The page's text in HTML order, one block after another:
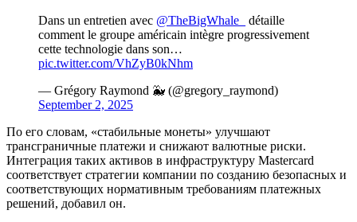
Dans un entretien avec @TheBigWhale_
détaille
comment le groupe américain intègre progressivement
cette technologie dans son…
pic.twitter.com/VhZyB0kNhm
— Grégory Raymond 🐳 (@gregory_raymond)
September 2, 2025
По его словам, «стабильные монеты» улучшают
трансграничные платежи и снижают валютные риски.
Интеграция таких активов в инфраструктуру Mastercard
соответствует стратегии компании по созданию безопасных и
соответствующих нормативным требованиям платежных
решений, добавил он.